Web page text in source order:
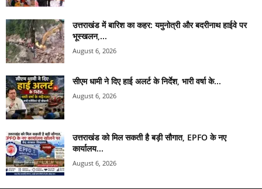
उत्तराखंड में बारिश का कहर: यमुनोत्री और बदरीनाथ हाईवे पर
भूस्खलन,...
August 6, 2026
सीएम धामी ने दिए हाई अलर्ट के निर्देश, भारी वर्षा के...
August 6, 2026
उत्तराखंड को मिल सकती है बड़ी सौगात, EPFO के नए
कार्यालय...
August 6, 2026